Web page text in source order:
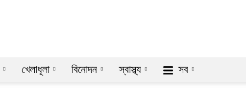
খেলাধূলা বিনোদন স্বাস্থ্য সব